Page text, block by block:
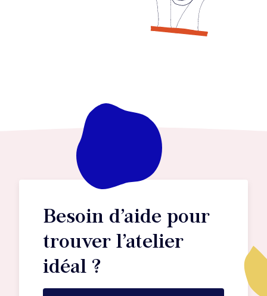
Besoin d’aide pour
trouver l’atelier
idéal ?